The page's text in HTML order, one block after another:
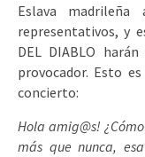
Eslava
representativos, y
DEL DIABLO
provocador. Esto
concierto:
Hola amig@s!
más que nunca,